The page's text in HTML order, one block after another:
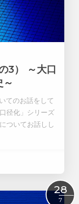
3） ～大口
～
てのお話をして
径化」シリーズ
ついてお話しし
28
7